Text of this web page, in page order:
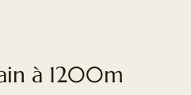
à 1200m